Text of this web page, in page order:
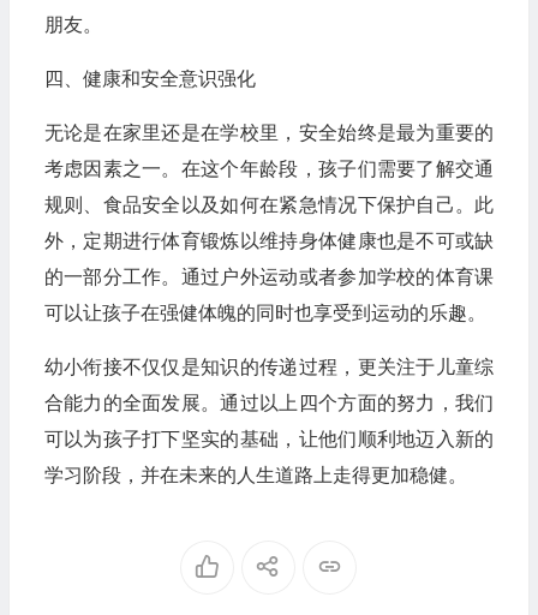
朋友。
四、健康和安全意识强化
无论是在家里还是在学校里，安全始终是最为重要的
考虑因素之一。在这个年龄段，孩子们需要了解交通
规则、食品安全以及如何在紧急情况下保护自己。此
外，定期进行体育锻炼以维持身体健康也是不可或缺
的一部分工作。通过户外运动或者参加学校的体育课
可以让孩子在强健体魄的同时也享受到运动的乐趣。
幼小衔接不仅仅是知识的传递过程，更关注于儿童综
合能力的全面发展。通过以上四个方面的努力，我们
可以为孩子打下坚实的基础，让他们顺利地迈入新的
学习阶段，并在未来的人生道路上走得更加稳健。